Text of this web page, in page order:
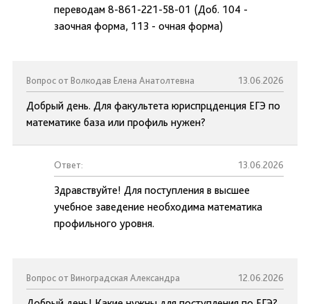
переводам 8-861-221-58-01 (Доб. 104 -
заочная форма, 113 - очная форма)
Вопрос от Волкодав Елена Анатолтевна 13.06.2026
Добрый день. Для факультета юриспрцденция ЕГЭ по
математике база или профиль нужен?
Ответ: 13.06.2026
Здравствуйте! Для поступления в высшее
учебное заведение необходима математика
профильного уровня.
Вопрос от Виноградская Александра 12.06.2026